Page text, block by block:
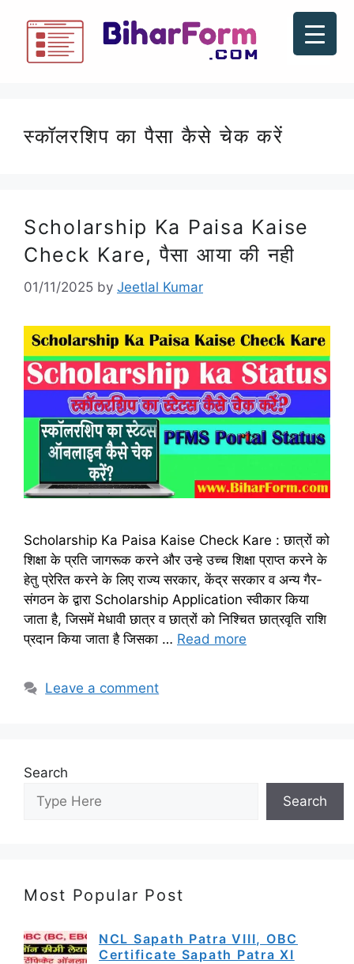
स्कॉलरशिप का पैसा कैसे चेक करें
Scholarship Ka Paisa Kaise
Check Kare, पैसा आया की नही
01/11/2025 by Jeetlal Kumar
Scholarship Ka Paisa Kaise Check Kare : छात्रों को
शिक्षा के प्रति जागरूक करने और उन्हे उच्च शिक्षा प्राप्त करने के
हेतु प्रेरित करने के लिए राज्य सरकार, केंद्र सरकार व अन्य गैर-
संगठन के द्वारा Scholarship Application स्वीकार किया
जाता है, जिसमें मेधावी छात्र व छात्रों को निश्चित छात्रवृति राशि
प्रदान किया जाता है जिसका … Read more
Leave a comment
Search
Search
Most Popular Post
NCL Sapath Patra VIII, OBC
Certificate Sapath Patra XI